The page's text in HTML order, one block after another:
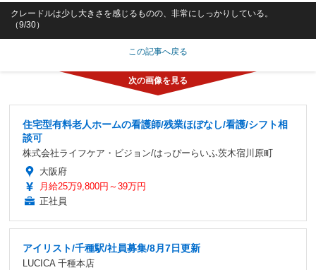
クレードルは少し大きさを感じるものの、非常にしっかりしている。
（9/30）
この記事へ戻る
住宅型有料老人ホームの看護師/残業ほぼなし/看護/シフト相
談可
株式会社ライフケア・ビジョン/はっぴーらいふ茨木宿川原町
大阪府
月給25万9,800円～39万円
正社員
アイリスト/千種駅/社員募集/8月7日更新
LUCICA 千種本店